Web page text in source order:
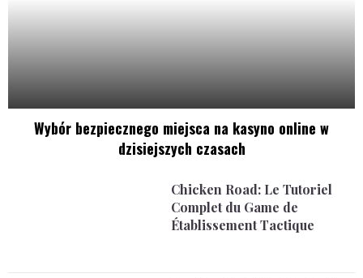
Wybór bezpiecznego miejsca na kasyno online w
dzisiejszych czasach
Chicken Road: Le Tutoriel
Complet du Game de
Établissement Tactique